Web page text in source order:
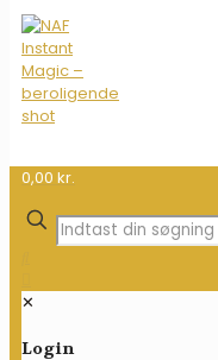
0,00 kr.
✕
Login